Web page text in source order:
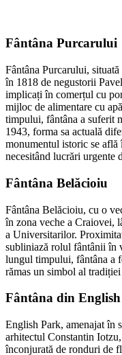
Fântâna Purcarului
Fântâna Purcarului,
în 1818 de negustorii
implicați în comerțul cu
mijloc de alimentare cu
timpului, fântâna a suferit
1943, forma sa actuală
monumentul istoric se află
necesitând lucrări urgente
Fântâna Belăcioiu
Fântâna Belăcioiu, cu o
în zona veche a Craiovei,
a Universitarilor.
subliniază rolul fântânii în
lungul timpului, fântâna a
rămas un simbol al
Fântâna din
English Park, amenajat în
arhitectul Constantin
înconjurată de ronduri de